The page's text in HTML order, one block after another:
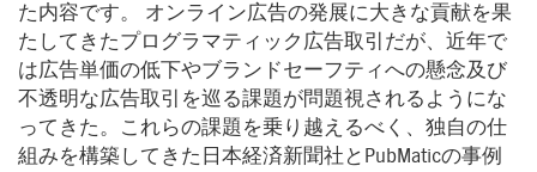
た内容です。 オンライン広告の発展に大きな貢献を果
たしてきたプログラマティック広告取引だが、近年で
は広告単価の低下やブランドセーフティへの懸念及び
不透明な広告取引を巡る課題が問題視されるようにな
ってきた。これらの課題を乗り越えるべく、独自の仕
組みを構築してきた日本経済新聞社とPubMaticの事例